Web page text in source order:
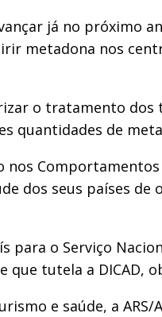
já no próximo
metadona nos
o tratamento
quantidades de
dos seus países
para o Serviço
que tutela a
e saúde, a